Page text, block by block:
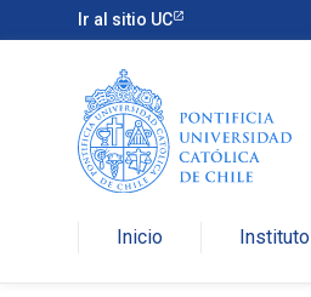
Ir al sitio UC
Inicio Instituto